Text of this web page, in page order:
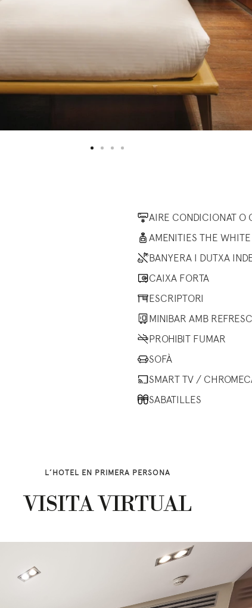
AIRE CONDICIONAT O
AMENITIES THE WHITE
BANYERA I DUTXA
CAIXA FORTA
ESCRIPTORI
MINIBAR AMB
PROHIBIT FUMAR
SOFÀ
SMART TV /
SABATILLES
L’HOTEL EN PRIMERA PERSONA
VISITA VIRTUAL